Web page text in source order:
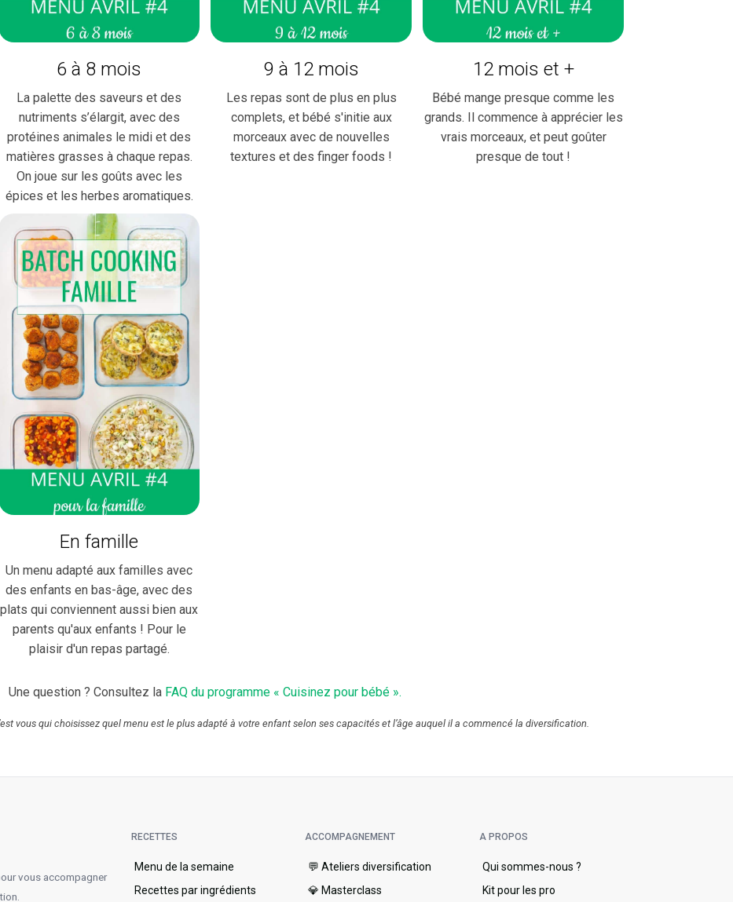
6 à 8 mois
La palette des saveurs et des
nutriments s’élargit, avec des
protéines animales le midi et des
matières grasses à chaque repas.
On joue sur les goûts avec les
épices et les herbes aromatiques.
9 à 12 mois
Les repas sont de plus en plus
complets, et bébé s'initie aux
morceaux avec de nouvelles
textures et des finger foods !
12 mois et +
Bébé mange presque comme les
grands. Il commence à apprécier les
vrais morceaux, et peut goûter
presque de tout !
En famille
Un menu adapté aux familles avec
des enfants en bas-âge, avec des
plats qui conviennent aussi bien aux
parents qu'aux enfants ! Pour le
plaisir d'un repas partagé.
Une question ? Consultez la FAQ du programme « Cuisinez pour bébé ».
vous qui choisissez quel menu est le plus adapté à votre enfant selon ses capacités et l’âge auquel il a commencé la diversification.
vous accompagner
RECETTES
Menu de la semaine​
Recettes par ingrédients
ACCOMPAGNEMENT
💬 Ateliers diversification
💎 Masterclass
A PROPOS
Qui sommes-nous ?
Kit pour les pro